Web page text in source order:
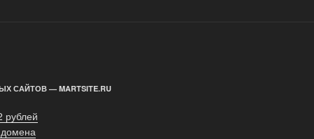
САЙТОВ — MARTSITE.RU
рублей
домена